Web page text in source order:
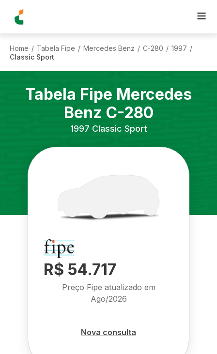
Home / Tabela Fipe / Mercedes Benz / C-280 / 1997 /
Classic Sport
Tabela Fipe Mercedes
Benz C-280
1997 Classic Sport
R$ 54.717
Preço Fipe atualizado em
Ago/2026
Nova consulta